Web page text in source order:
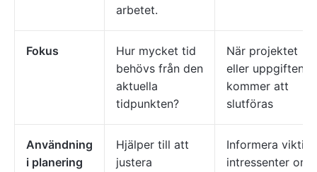
arbetet.
Fokus
Hur mycket tid
behövs från den
aktuella
tidpunkten?
När projektet
eller uppgiften
kommer att
slutföras
Användning
i planering
Hjälper till att
justera
Informera viktiga
intressenter om